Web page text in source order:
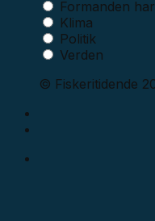
Formanden
Klima
Politik
Verden
© Fiskeritidende